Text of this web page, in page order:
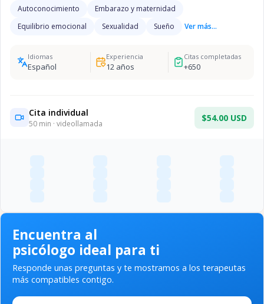
Autoconocimiento
Embarazo y maternidad
Equilibrio emocional
Sexualidad Sueño Ver más...
Idiomas
Español
Experiencia
12años
Citas completadas
+650
Cita individual
50 min · videollamada
$54.00 USD
Encuentra al
psicólogo ideal para ti
Responde unas preguntas y te mostramos a los terapeutas
más compatibles contigo.